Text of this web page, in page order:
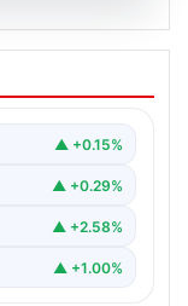
Messi
başlattı
sahadan…
▲ +0.15%
▲ +0.29%
▲ +2.58%
▲ +1.00%